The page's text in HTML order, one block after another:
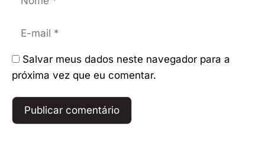
mail
Salvar meus dados neste navegador para a
próxima vez que eu comentar.